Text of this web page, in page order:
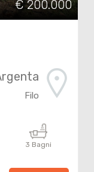
€ 200.000
Filo
3 Bagni